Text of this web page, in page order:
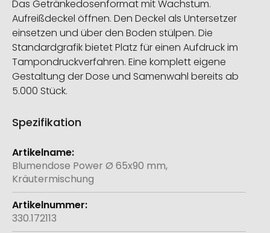
Das Getränkedosenformat mit Wachstum.
Aufreißdeckel öffnen. Den Deckel als Untersetzer
einsetzen und über den Boden stülpen. Die
Standardgrafik bietet Platz für einen Aufdruck im
Tampondruckverfahren. Eine komplett eigene
Gestaltung der Dose und Samenwahl bereits ab
5.000 Stück.
Spezifikation
Weitere
Informationen
Blumendose Power Ø 65x90 mm,
Kräutermischung
330.172113